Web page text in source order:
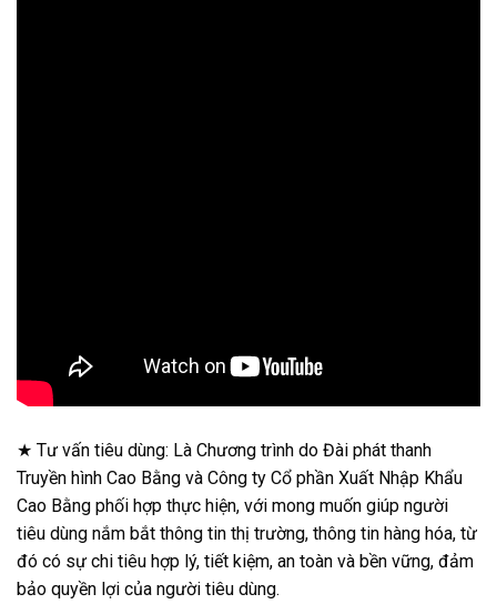
★ Tư vấn tiêu dùng: Là Chương trình do Đài phát thanh
Truyền hình Cao Bằng và Công ty Cổ phần Xuất Nhập Khẩu
Cao Bằng phối hợp thực hiện, với mong muốn giúp người
tiêu dùng nắm bắt thông tin thị trường, thông tin hàng hóa, từ
đó có sự chi tiêu hợp lý, tiết kiệm, an toàn và bền vững, đảm
bảo quyền lợi của người tiêu dùng.